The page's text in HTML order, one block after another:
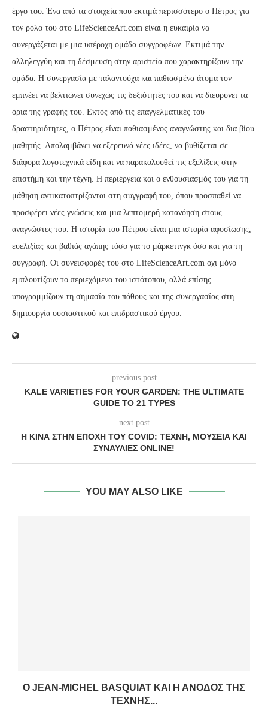
έργο του. Ένα από τα στοιχεία που εκτιμά περισσότερο ο Πέτρος για
τον ρόλο του στο LifeScienceArt.com είναι η ευκαιρία να
συνεργάζεται με μια υπέροχη ομάδα συγγραφέων. Εκτιμά την
αλληλεγγύη και τη δέσμευση στην αριστεία που χαρακτηρίζουν την
ομάδα. Η συνεργασία με ταλαντούχα και παθιασμένα άτομα τον
εμπνέει να βελτιώνει συνεχώς τις δεξιότητές του και να διευρύνει τα
όρια της γραφής του. Εκτός από τις επαγγελματικές του
δραστηριότητες, ο Πέτρος είναι παθιασμένος αναγνώστης και δια βίου
μαθητής. Απολαμβάνει να εξερευνά νέες ιδέες, να βυθίζεται σε
διάφορα λογοτεχνικά είδη και να παρακολουθεί τις εξελίξεις στην
επιστήμη και την τέχνη. Η περιέργεια και ο ενθουσιασμός του για τη
μάθηση αντικατοπτρίζονται στη συγγραφή του, όπου προσπαθεί να
προσφέρει νέες γνώσεις και μια λεπτομερή κατανόηση στους
αναγνώστες του. Η ιστορία του Πέτρου είναι μια ιστορία αφοσίωσης,
ευελιξίας και βαθιάς αγάπης τόσο για το μάρκετινγκ όσο και για τη
συγγραφή. Οι συνεισφορές του στο LifeScienceArt.com όχι μόνο
εμπλουτίζουν το περιεχόμενο του ιστότοπου, αλλά επίσης
υπογραμμίζουν τη σημασία του πάθους και της συνεργασίας στη
δημιουργία ουσιαστικού και επιδραστικού έργου.
previous post
KALE VARIETIES FOR YOUR GARDEN: THE ULTIMATE
GUIDE TO 21 TYPES
next post
Η ΚΊΝΑ ΣΤΗΝ ΕΠΟΧΉ ΤΟΥ COVID: ΤΈΧΝΗ, ΜΟΥΣΕΊΑ ΚΑΙ
ΣΥΝΑΥΛΊΕΣ ONLINE!
YOU MAY ALSO LIKE
Ο JEAN-MICHEL BASQUIAT ΚΑΙ Η ΆΝΟΔΟΣ ΤΗΣ
ΤΈΧΝΗΣ...